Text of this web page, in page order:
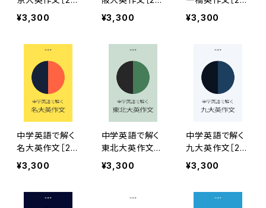
22年度版］
¥3,300
22年度版］
¥3,300
22年度版］
¥3,300
中学英語で解く
名大英作文［20
22年度版］
¥3,300
中学英語で解く
東北大英作文［2
022年度版］
¥3,300
中学英語で解く
九大英作文［20
22年度版］
¥3,300